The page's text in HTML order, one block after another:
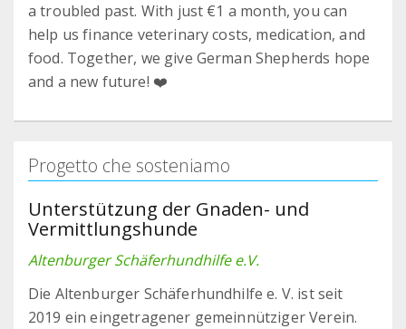
a troubled past. With just €1 a month, you can
help us finance veterinary costs, medication, and
food. Together, we give German Shepherds hope
and a new future! ❤️
Progetto che sosteniamo
Unterstützung der Gnaden- und
Vermittlungshunde
Altenburger Schäferhundhilfe e.V.
Die Altenburger Schäferhundhilfe e. V. ist seit
2019 ein eingetragener gemeinnütziger Verein.